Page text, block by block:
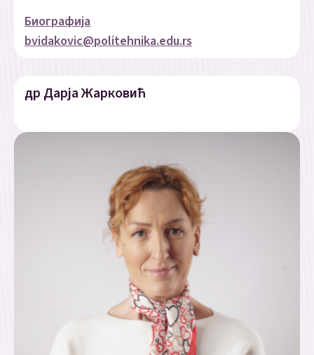
Биографија
bvidakovic@politehnika.edu.rs
др Дарја Жарковић